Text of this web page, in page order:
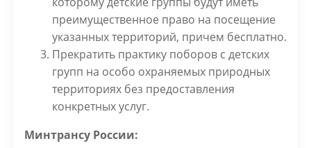
преимущественное право на посещение
указанных территорий, причем бесплатно.
Прекратить практику поборов с детских
групп на особо охраняемых природных
территориях без предоставления
конкретных услуг.
Минтрансу России: